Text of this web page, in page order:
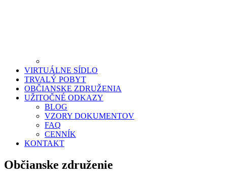
VIRTUÁLNE SÍDLO
TRVALÝ POBYT
OBČIANSKE ZDRUŽENIA
UŽITOČNÉ ODKAZY
BLOG
VZORY DOKUMENTOV
FAQ
CENNÍK
KONTAKT
Občianske združenie